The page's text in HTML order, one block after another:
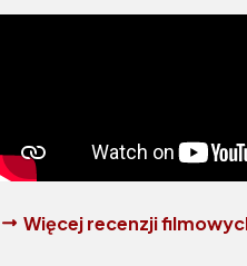
Więcej recenzji